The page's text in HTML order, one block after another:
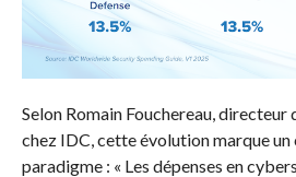
Selon Romain Fouchereau, directeur
chez IDC, cette évolution marque un
paradigme : « Les dépenses en